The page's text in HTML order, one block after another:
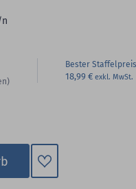
Bester Staffelpreis
18,99 €
Zum